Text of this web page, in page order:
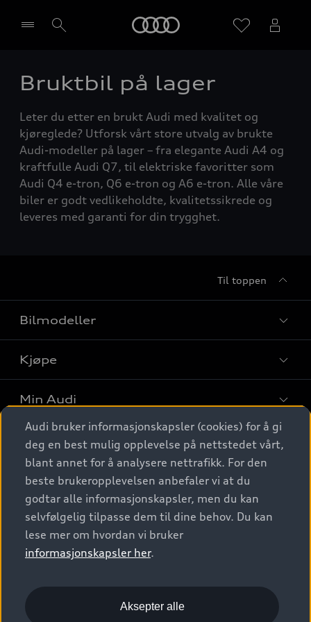
Velg forhandler
Bruktbil på lager
Leter du etter en brukt Audi med kvalitet og
kjøreglede? Utforsk vårt store utvalg av brukte
Audi-modeller på lager – fra elegante Audi A4 og
kraftfulle Audi Q7, til elektriske favoritter som
Audi Q4 e-tron, Q6 e-tron og A6 e-tron. Alle våre
biler er godt vedlikeholdte, kvalitetssikrede og
leveres med garanti for din trygghet.
Til toppen
Bilmodeller
Finn din Audi
Sammenlign bilmodeller
Elbiler
SUV
Stasjonsvogn
Sportback
S/RS
Konseptbiler og prototyper
Kjøpe
Kjøpshjelp
Biler på lager
Finn forhandler
Bestill prøvekjøring
Kontakt forhandler
Bilgarantier
Min Audi
Behold nybilfølelsen
Audi Originalt tilbehør
Verkstedtjenester
Digitale tjenester
Audi digitale tjenester
Audi connect
Functions on demand
Kom i gang med myAudi
Audi Norge
Kundeservice
Audi Driving Experience
© 2026 AUDI NORGE. All Rights Reserved.
Imprint
Audi bruker informasjonskapsler (cookies) for å gi
deg en best mulig opplevelse på nettstedet vårt,
blant annet for å analysere nettrafikk. For den
beste brukeropplevelsen anbefaler vi at du
godtar alle informasjonskapsler, men du kan
selvfølgelig tilpasse dem til dine behov. Du kan
lese mer om hvordan vi bruker
informasjonskapsler her.
Aksepter alle